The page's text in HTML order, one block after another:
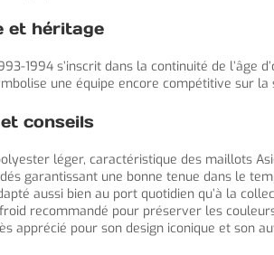
et héritage
1994 s’inscrit dans la continuité de
une équipe encore compétitive sur
conseils
léger, caractéristique des maillots
garantissant une bonne tenue dans le
aussi bien au port quotidien qu’à la
froid recommandé pour préserver les
apprécié pour son design iconique et son